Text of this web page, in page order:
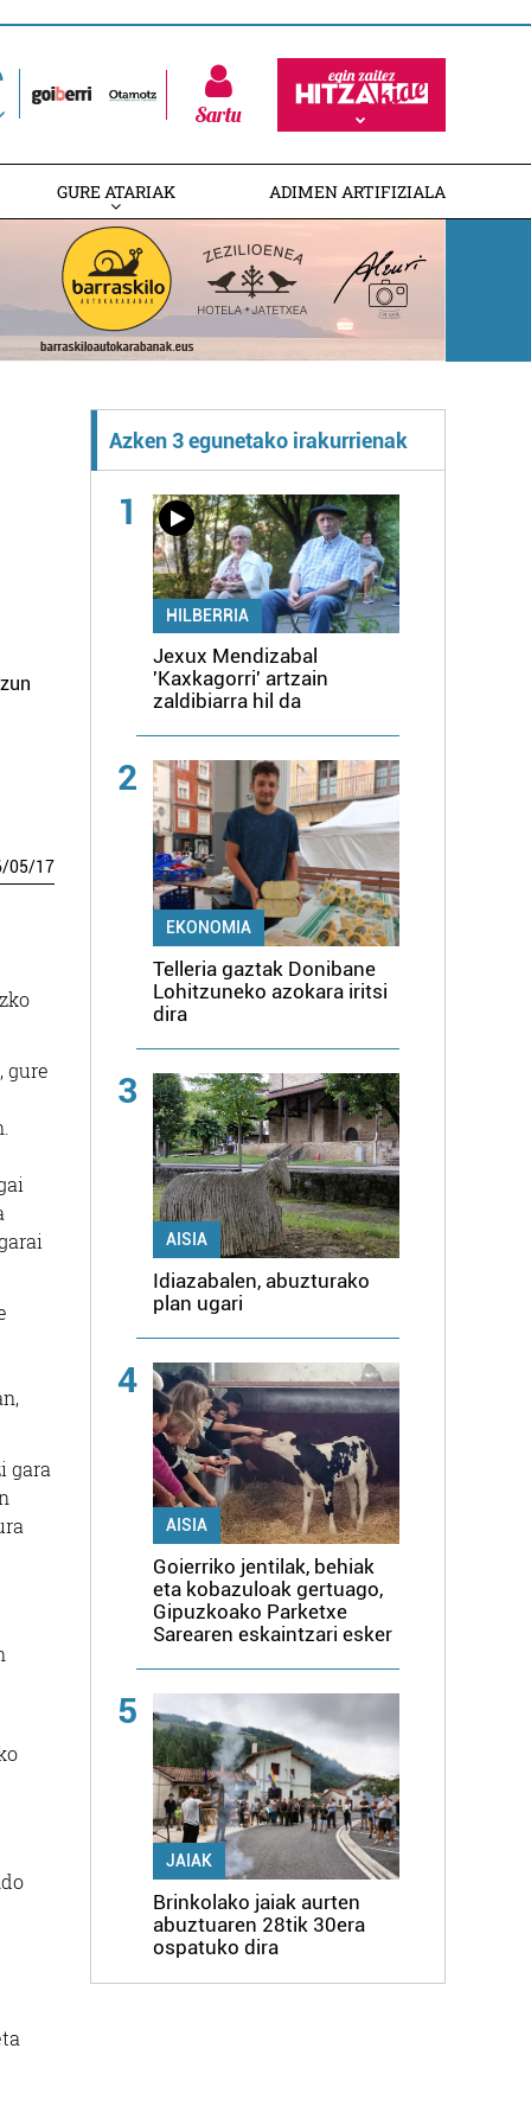
Sartu
GURE ATARIAK ADIMEN ARTIFIZIALA
/05/17
gure
gara
Azken 3 egunetako irakurrienak
1
HILBERRIA
Jexux Mendizabal
'Kaxkagorri' artzain
zaldibiarra hil da
2
EKONOMIA
Telleria gaztak Donibane
Lohitzuneko azokara iritsi
dira
3
AISIA
Idiazabalen, abuzturako
plan ugari
4
AISIA
Goierriko jentilak, behiak
eta kobazuloak gertuago,
Gipuzkoako Parketxe
Sarearen eskaintzari esker
5
JAIAK
Brinkolako jaiak aurten
abuztuaren 28tik 30era
ospatuko dira